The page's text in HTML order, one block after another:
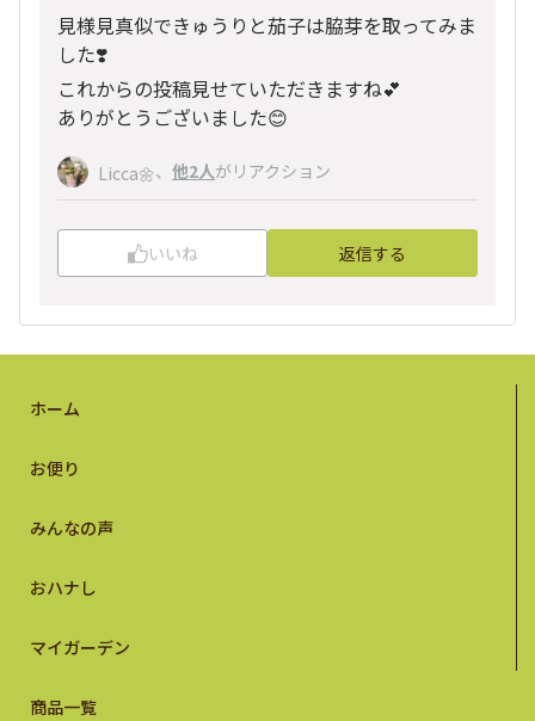
見様見真似できゅうりと茄子は脇芽を取ってみま
した❣️
これからの投稿見せていただきますね💕
ありがとうございました😊
Licca🌼、 他2人がリアクション
いいね 返信する
ホーム
お便り
みんなの声
おハナし
マイガーデン
商品一覧